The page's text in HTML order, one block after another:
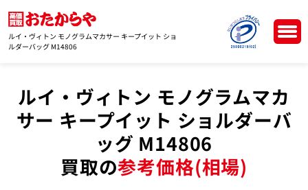
ルイ・ヴィトン モノグラムマカサー キープイット ショ
ルダーバッグ M14806
ルイ・ヴィトン モノグラムマカ
サー キープイット ショルダーバ
ッグ M14806
買取の参考価格(相場)